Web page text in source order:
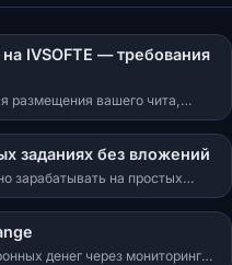
IVSOFTE — требования
размещения вашего чита,
Форматы, требования,
заданиях без вложений
зарабатывать на простых
навыков, с
проверки. Рассказываем,
денег через мониторинг